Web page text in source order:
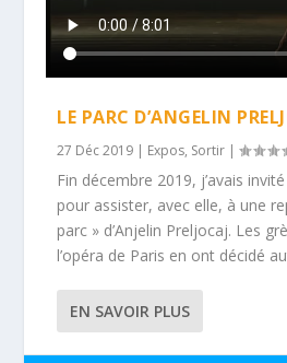
LE PARC D’ANGELIN
27 Déc 2019 | Expos, Sortir |
Fin décembre 2019, j’avais
pour assister, avec elle, à une
parc » d’Anjelin Preljocaj. Les
l’opéra de Paris en ont décidé
EN SAVOIR PLUS